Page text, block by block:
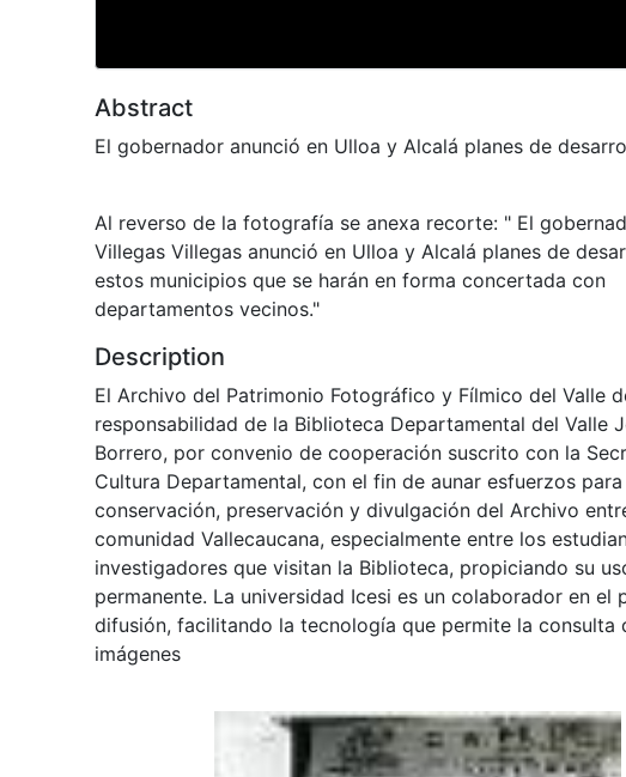
Abstract
El gobernador anunció en Ulloa y Alcalá planes de
Al reverso de la fotografía se anexa recorte: " El
Villegas Villegas anunció en Ulloa y Alcalá planes de
estos municipios que se harán en forma concertada con
departamentos vecinos."
Description
El Archivo del Patrimonio Fotográfico y Fílmico del Valle
responsabilidad de la Biblioteca Departamental del Valle
Borrero, por convenio de cooperación suscrito con la
Cultura Departamental, con el fin de aunar esfuerzos para
conservación, preservación y divulgación del Archivo
comunidad Vallecaucana, especialmente entre los
investigadores que visitan la Biblioteca, propiciando su
permanente. La universidad Icesi es un colaborador en el
difusión, facilitando la tecnología que permite la consulta
imágenes